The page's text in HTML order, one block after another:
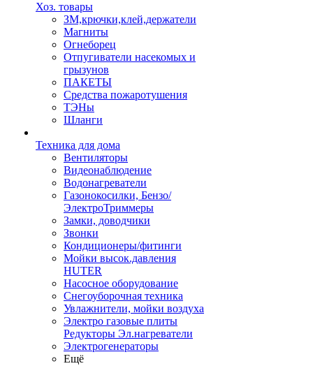
Хоз. товары
ЗМ,крючки,клей,держатели
Магниты
Огнеборец
Отпугиватели насекомых и
грызунов
ПАКЕТЫ
Средства пожаротушения
ТЭНы
Шланги
Техника для дома
Вентиляторы
Видеонаблюдение
Водонагреватели
Газонокосилки, Бензо/
ЭлектроТриммеры
Замки, доводчики
Звонки
Кондиционеры/фитинги
Мойки высок.давления
HUTER
Насосное оборудование
Снегоуборочная техника
Увлажнители, мойки воздуха
Электро газовые плиты
Редукторы Эл.нагреватели
Электрогенераторы
Ещё